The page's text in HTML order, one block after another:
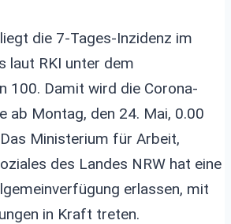
die 7-Tages-Inzidenz im
laut RKI unter dem
100. Damit wird die Corona-
ab Montag, den 24. Mai, 0.00
Ministerium für Arbeit,
des Landes NRW hat eine
erlassen, mit
in Kraft treten.